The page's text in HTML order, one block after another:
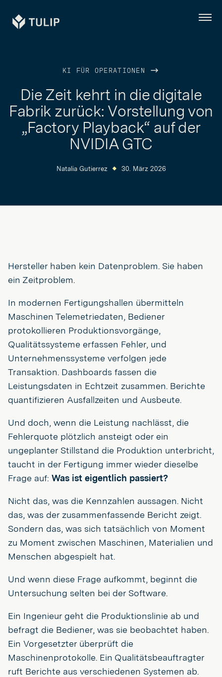
Tulip Menü
KI FÜR OPERATIONEN
Die Zeit kehrt in die digitale
Fabrik zurück: Vorstellung von
„Factory Playback“ auf der
NVIDIA GTC
Natalia Gutierrez 30. März 2026
Hersteller haben kein Datenproblem. Sie haben
ein Zeitproblem.
In modernen Fertigungshallen übermitteln
Maschinen Telemetriedaten, Bediener
protokollieren Produktionsvorgänge,
Qualitätssysteme erfassen Fehler, und
Unternehmenssysteme verfolgen jede
Transaktion. Dashboards fassen die
Leistungsdaten in Echtzeit zusammen. Berichte
quantifizieren Ausfallzeiten und Ausbeute.
Und doch, wenn die Leistung nachlässt, die
Fehlerquote plötzlich ansteigt oder ein
ungeplanter Stillstand die Produktion unterbricht,
taucht in der Fertigung immer wieder dieselbe
Frage auf: Was ist eigentlich passiert?
Nicht das, was die Kennzahlen aussagen. Nicht
das, was der zusammenfassende Bericht zeigt.
Sondern das, was sich tatsächlich von Moment
zu Moment zwischen Maschinen, Materialien und
Menschen abgespielt hat.
Und wenn diese Frage aufkommt, beginnt die
Untersuchung selten bei der Software.
Ein Ingenieur geht die Produktionslinie ab und
befragt die Bediener, was sie beobachtet haben.
Ein Vorgesetzter überprüft die
Maschinenprotokolle. Ein Qualitätsbeauftragter
ruft Berichte aus verschiedenen Systemen ab.